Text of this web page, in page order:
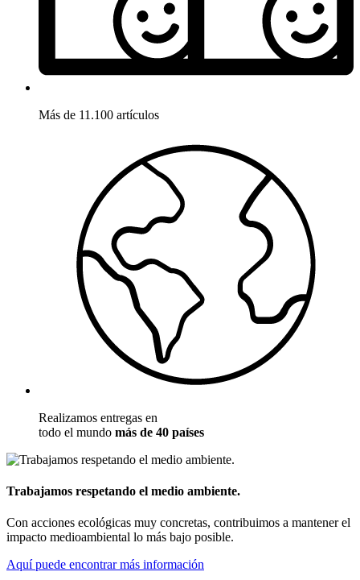
Más de 11.100 artículos
Realizamos entregas en
todo el mundo más de 40 países
Trabajamos respetando el medio ambiente.
Con acciones ecológicas muy concretas, contribuimos a mantener el
impacto medioambiental lo más bajo posible.
Aquí puede encontrar más información